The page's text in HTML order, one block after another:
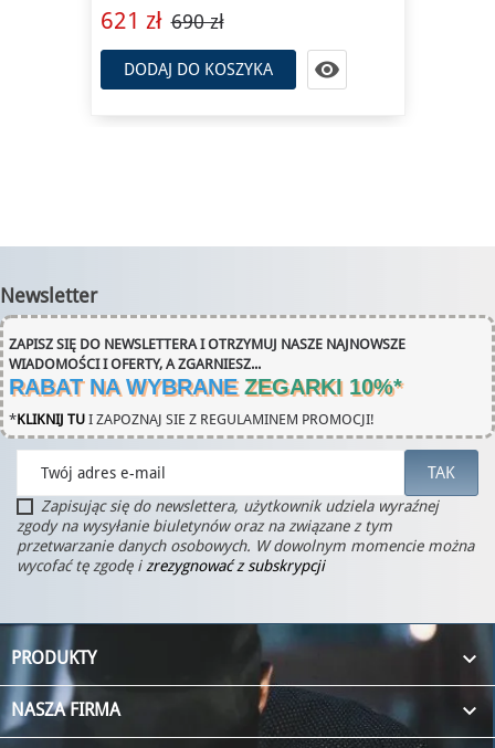
621 zł 690 zł
DODAJ DO KOSZYKA 
Newsletter
ZAPISZ SIĘ DO NEWSLETTERA I OTRZYMUJ NASZE NAJNOWSZE
WIADOMOŚCI I OFERTY, A ZGARNIESZ...
RABAT NA WYBRANE ZEGARKI 10%*
*KLIKNIJ TU I ZAPOZNAJ SIE Z REGULAMINEM PROMOCJI!
Zapisując się do newslettera, użytkownik udziela wyraźnej
zgody na wysyłanie biuletynów oraz na związane z tym
przetwarzanie danych osobowych. W dowolnym momencie można
wycofać tę zgodę i zrezygnować z subskrypcji
PRODUKTY 
NASZA FIRMA 